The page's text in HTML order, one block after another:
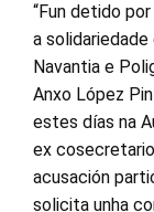
“Fun detido
a
Navantia e
Anxo López
estes días na
ex
acusación
solicita unha